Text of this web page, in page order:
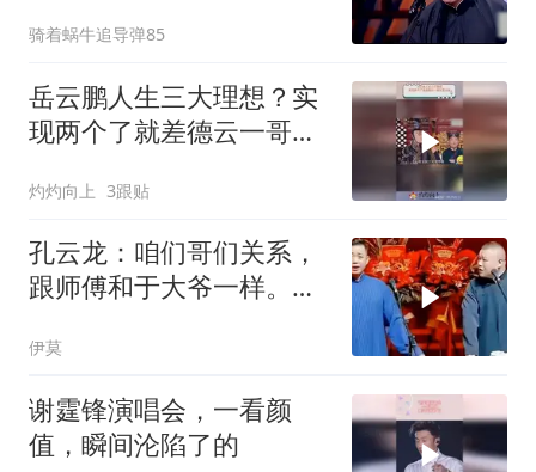
骑着蜗牛追导弹85
岳云鹏人生三大理想？实
现两个了就差德云一哥位
灼灼向上 3跟贴
孔云龙：咱们哥们关系，
跟师傅和于大爷一样。岳
伊莫
谢霆锋演唱会，一看颜
值，瞬间沦陷了的